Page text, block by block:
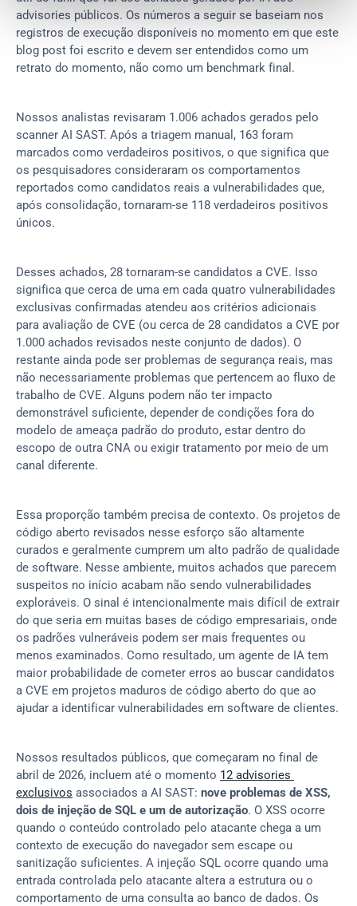
advisories públicos. Os números a seguir se baseiam nos
registros de execução disponíveis no momento em que este
blog post foi escrito e devem ser entendidos como um
retrato do momento, não como um benchmark final.
Nossos analistas revisaram 1.006 achados gerados pelo
scanner AI SAST. Após a triagem manual, 163 foram
marcados como verdadeiros positivos, o que significa que
os pesquisadores consideraram os comportamentos
reportados como candidatos reais a vulnerabilidades que,
após consolidação, tornaram-se 118 verdadeiros positivos
únicos.
Desses achados, 28 tornaram-se candidatos a CVE. Isso
significa que cerca de uma em cada quatro vulnerabilidades
exclusivas confirmadas atendeu aos critérios adicionais
para avaliação de CVE (ou cerca de 28 candidatos a CVE por
1.000 achados revisados neste conjunto de dados). O
restante ainda pode ser problemas de segurança reais, mas
não necessariamente problemas que pertencem ao fluxo de
trabalho de CVE. Alguns podem não ter impacto
demonstrável suficiente, depender de condições fora do
modelo de ameaça padrão do produto, estar dentro do
escopo de outra CNA ou exigir tratamento por meio de um
canal diferente.
Essa proporção também precisa de contexto. Os projetos de
código aberto revisados nesse esforço são altamente
curados e geralmente cumprem um alto padrão de qualidade
de software. Nesse ambiente, muitos achados que parecem
suspeitos no início acabam não sendo vulnerabilidades
exploráveis. O sinal é intencionalmente mais difícil de extrair
do que seria em muitas bases de código empresariais, onde
os padrões vulneráveis podem ser mais frequentes ou
menos examinados. Como resultado, um agente de IA tem
maior probabilidade de cometer erros ao buscar candidatos
a CVE em projetos maduros de código aberto do que ao
ajudar a identificar vulnerabilidades em software de clientes.
Nossos resultados públicos, que começaram no final de
abril de 2026, incluem até o momento 12 advisories
exclusivos associados a AI SAST: nove problemas de XSS,
dois de injeção de SQL e um de autorização. O XSS ocorre
quando o conteúdo controlado pelo atacante chega a um
contexto de execução do navegador sem escape ou
sanitização suficientes. A injeção SQL ocorre quando uma
entrada controlada pelo atacante altera a estrutura ou o
comportamento de uma consulta ao banco de dados. Os